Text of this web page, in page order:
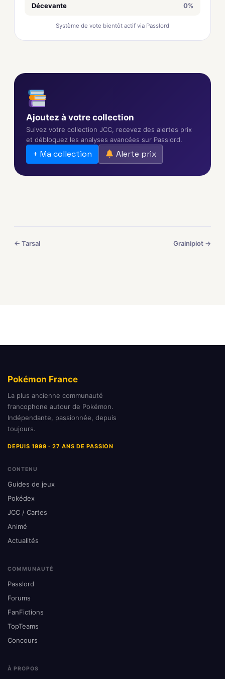
Décevante 0%
Système de vote bientôt actif via Passlord
Ajoutez à votre collection
Suivez votre collection JCC, recevez des alertes prix
et débloquez les analyses avancées sur Passlord.
+ Ma collection Alerte prix
← Tarsal Grainipiot →
Pokémon France
La plus ancienne communauté
francophone autour de Pokémon.
Indépendante, passionnée, depuis
toujours.
DEPUIS 1999 · 27 ANS DE PASSION
CONTENU
Guides de jeux
Pokédex
JCC / Cartes
Animé
Actualités
COMMUNAUTÉ
Passlord
Forums
FanFictions
TopTeams
Concours
À PROPOS